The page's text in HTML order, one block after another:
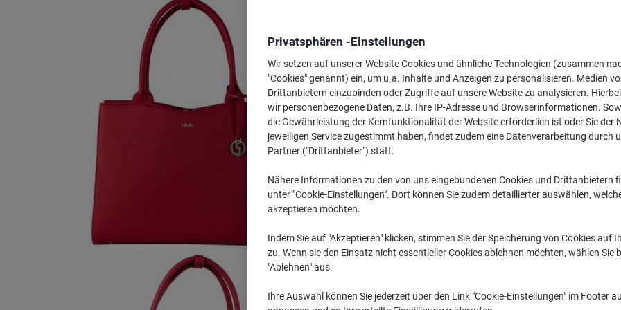
Privatsphären -Einstellungen
Wir setzen auf unserer Website Cookies und ähnliche Technologien (zusammen
"Cookies" genannt) ein, um u.a. Inhalte und Anzeigen zu personalisieren. Medien
Drittanbietern einzubinden oder Zugriffe auf unsere Website zu analysieren.
wir personenbezogene Daten, z.B. Ihre IP-Adresse und Browserinformationen.
die Gewährleistung der Kernfunktionalität der Website erforderlich ist oder Sie der
jeweiligen Service zugestimmt haben, findet zudem eine Datenverarbeitung durch
Partner ("Drittanbieter") statt.
Nähere Informationen zu den von uns eingebundenen Cookies und Drittanbietern
unter "Cookie-Einstellungen". Dort können Sie zudem detaillierter auswählen,
akzeptieren möchten.
Indem Sie auf "Akzeptieren" klicken, stimmen Sie der Speicherung von Cookies auf
zu. Wenn sie den Einsatz nicht essentieller Cookies ablehnen möchten, wählen Sie
"Ablehnen" aus.
Ihre Auswahl können Sie jederzeit über den Link "Cookie-Einstellungen" im Footer